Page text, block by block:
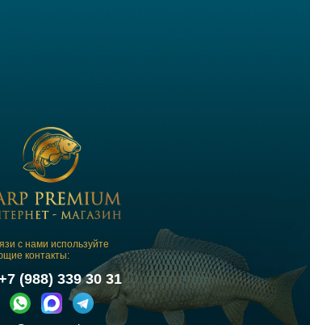
с нами используйте
контакты:
(988) 339 30 31